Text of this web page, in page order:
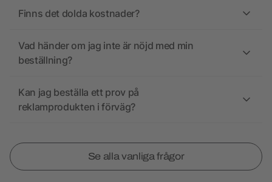
Finns det dolda kostnader?
Vad händer om jag inte är nöjd med min
beställning?
Kan jag beställa ett prov på
reklamprodukten i förväg?
Se alla vanliga frågor